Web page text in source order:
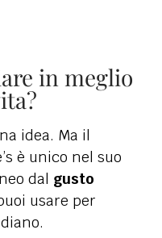
in meglio
idea. Ma il
è unico nel suo
dal gusto
usare per